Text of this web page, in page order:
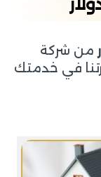
من شركة
في خدمتك